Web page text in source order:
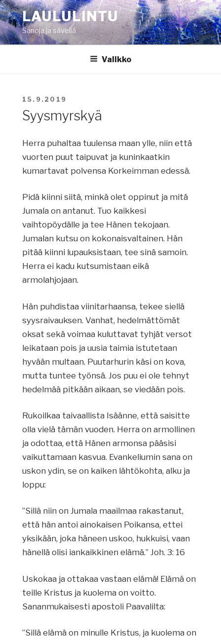
Siirry
sisältöönLAULULINTU
Sanoja ja säveliä
Valikko
JULKAISTU
15.9.2019
Syysmyrskyä
Herra puhaltaa tuulensa maan ylle, niin että
vuorten puut taipuvat ja kuninkaatkin
kumartavat polvensa Korkeimman edessä.
Pidä kiinni siitä, minkä olet oppinut ja mitä
Jumala on antanut. Tuo kaikkesi
vaihtopöydälle ja tee Hänen tekojaan.
Jumalan kutsu on kokonaisvaltainen. Hän
pitää kiinni lupauksistaan, tee sinä samoin.
Herra ei kadu kutsumistaan eikä
armolahjojaan.
Hän puhdistaa viinitarhaansa, tekee siellä
syysraivauksen. Vanhat, hedelmättömät
oksat sekä voimaa kuluttavat tyhjät versot
leikataan pois ja uusia taimia istutetaan
hyvään multaan. Puutarhurin käsi on kova,
mutta tuntee työnsä. Jos puu ei ole tehnyt
hedelmää pitkään aikaan, se viedään pois.
Rukoilkaa taivaallista Isäänne, että saisitte
olla vielä tämän vuoden. Herra on armollinen
ja odottaa, että Hänen armonsa pääsisi
vaikuttamaan kasvua. Evankeliumin sana on
uskon ydin, se on kaiken lähtökohta, alku ja
loppu:
”Sillä niin on Jumala maailmaa rakastanut,
että hän antoi ainokaisen Poikansa, ettei
yksikään, joka häneen uskoo, hukkuisi, vaan
hänellä olisi iankaikkinen elämä.” Joh. 3: 16
Uskokaa ja ottakaa vastaan elämä! Elämä on
teille Kristus ja kuolema on voitto.
Sananmukaisesti apostoli Paavalilta:
”Sillä elämä on minulle Kristus, ja kuolema on